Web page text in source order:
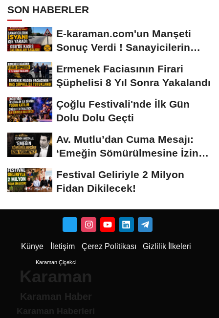
SON HABERLER
E-karaman.com'un Manşeti
Sonuç Verdi ! Sanayicilerin
Ermenek Faciasının Firari
Şüphelisi 8 Yıl Sonra Yakalandı
Çoğlu Festivali'nde İlk Gün
Dolu Dolu Geçti
Av. Mutlu’dan Cuma Mesajı:
‘Emeğin Sömürülmesine İzin
Festival Geliriyle 2 Milyon
Fidan Dikilecek!
Künye İletişim Çerez Politikası Gizlilik İlkeleri
Karaman Çiçekci
Karaman
Karaman Haber
Karaman Haberleri